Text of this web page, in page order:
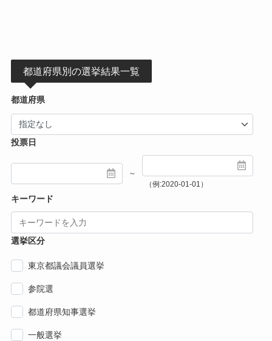
都道府県別の選挙結果一覧
都道府県
投票日
～
（例:2020-01-01）
キーワード
選挙区分
東京都議会議員選挙
参院選
都道府県知事選挙
一般選挙